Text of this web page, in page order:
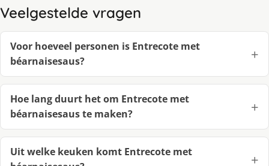
Veelgestelde vragen
Voor hoeveel personen is Entrecote met
béarnaisesaus?
Hoe lang duurt het om Entrecote met
béarnaisesaus te maken?
Uit welke keuken komt Entrecote met